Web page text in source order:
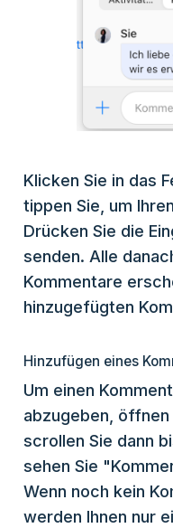
Klicken Sie in das
tippen Sie, um
Drücken Sie die
senden. Alle
Kommentare
hinzugefügten
Hinzufügen eines
Um einen
abzugeben,
scrollen Sie dann
sehen Sie
Wenn noch kein
werden Ihnen nur